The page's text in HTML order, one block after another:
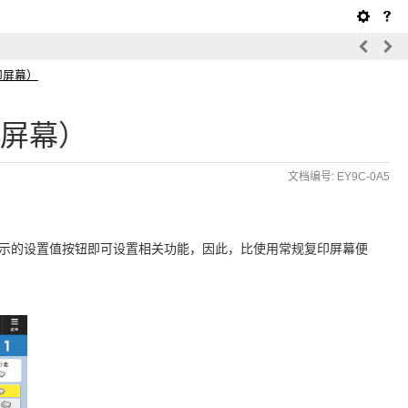
幕）
幕）
文档编号: EY9C-0A5
的设置值按钮即可设置相关功能，因此，比使用常规复印屏幕便